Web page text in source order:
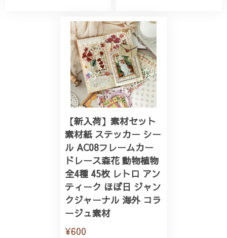
【新入荷】素材セット
素材紙 ステッカー シー
ル AC08フレームカー
ドレース森花 動物植物
全4種 45枚 レトロ アン
ティーク ほぼ日 ジャン
クジャーナル 海外 コラ
ージュ素材
¥600